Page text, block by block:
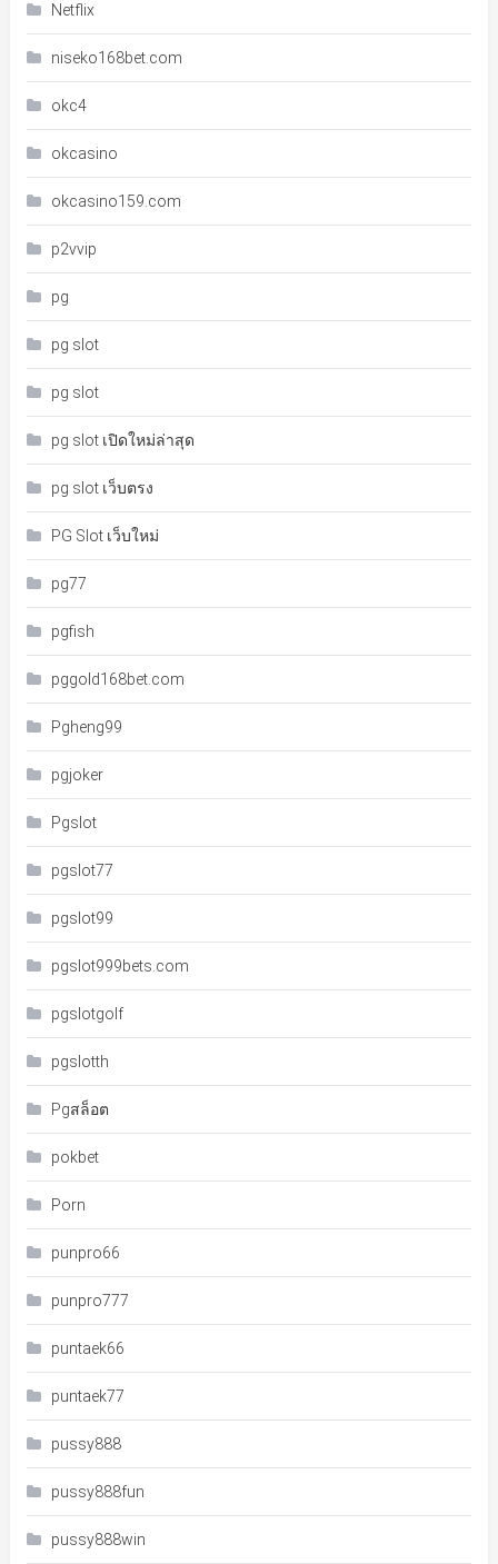
Netflix
niseko168bet.com
okc4
okcasino
okcasino159.com
p2vvip
pg
pg slot
pg slot
pg slot เปิดใหม่ล่าสุด
pg slot เว็บตรง
PG Slot เว็บใหม่
pg77
pgfish
pggold168bet.com
Pgheng99
pgjoker
Pgslot
pgslot77
pgslot99
pgslot999bets.com
pgslotgolf
pgslotth
Pgสล็อต
pokbet
Porn
punpro66
punpro777
puntaek66
puntaek77
pussy888
pussy888fun
pussy888win